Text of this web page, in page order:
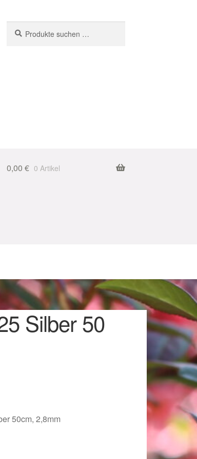
nach:
0,00 € 0 Artikel
Silber 50
50cm, 2,8mm